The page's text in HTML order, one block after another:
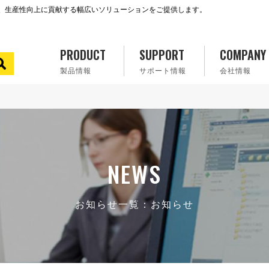
産性向上に貢献する幅広いソリューションをご提供します。
PRODUCT
製品情報
SUPPORT
サポート情報
COMPANY
会社情報
NEWS
お知らせ一覧：お知らせ